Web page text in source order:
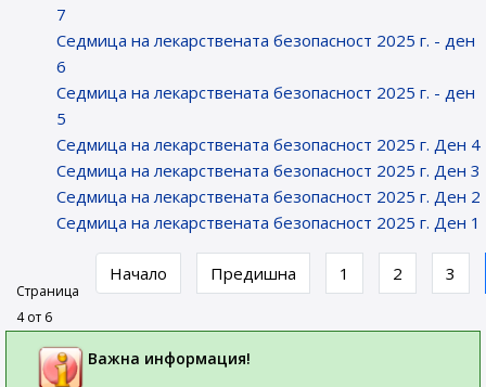
7
Седмица на лекарствената безопасност 2025 г. - ден
6
Седмица на лекарствената безопасност 2025 г. - ден
5
Седмица на лекарствената безопасност 2025 г. Ден 4
Седмица на лекарствената безопасност 2025 г. Ден 3
Седмица на лекарствената безопасност 2025 г. Ден 2
Седмица на лекарствената безопасност 2025 г. Ден 1
Страница
4 от 6
Начало Предишна 1 2 3
Важна информация!